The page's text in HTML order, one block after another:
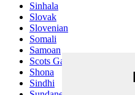
Sinhala
Slovak
Slovenian
Somali
Samoan
Scots Gaelic
Shona
Sindhi